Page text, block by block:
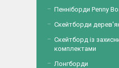
Пенніборди Penny
Скейтборди
Скейтборд із
комплектами
Лонгборди